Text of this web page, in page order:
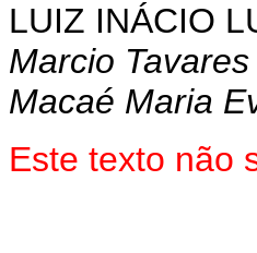
LUIZ INÁCIO
Marcio
Macaé Maria
Este texto não